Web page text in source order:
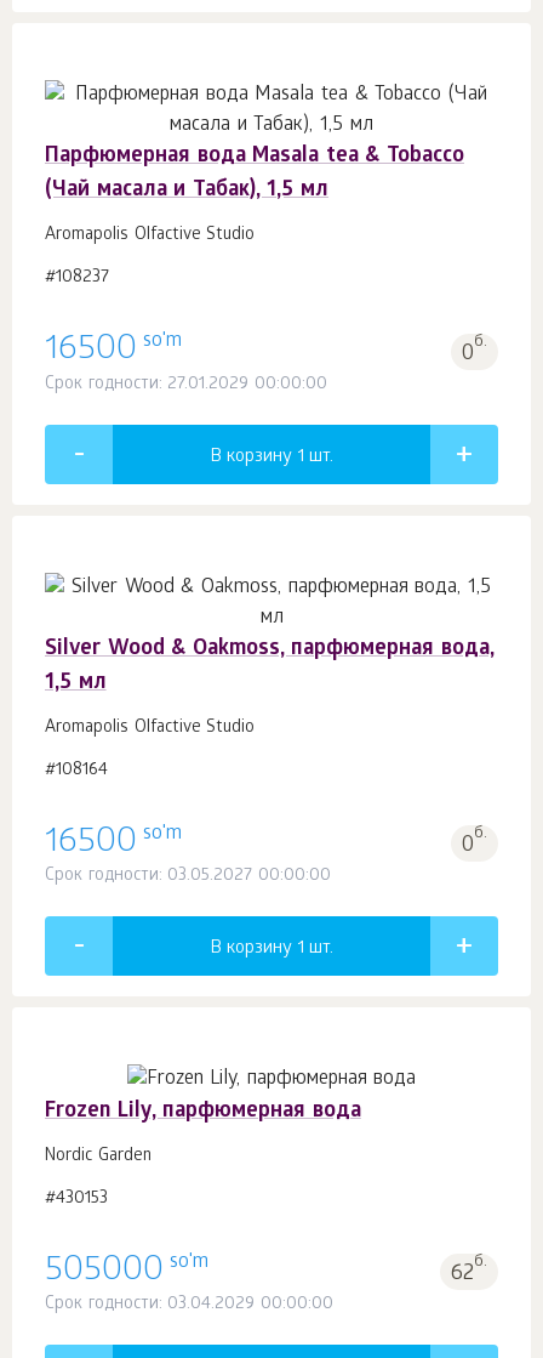
Парфюмерная вода Masala tea & Tobacco
(Чай масала и Табак), 1,5 мл
Aromapolis Olfactive Studio
#108237
16500 so'm 0б.
Срок годности: 27.01.2029 00:00:00
В корзину 1 шт.
Silver Wood & Oakmoss, парфюмерная вода,
1,5 мл
Aromapolis Olfactive Studio
#108164
16500 so'm 0б.
Срок годности: 03.05.2027 00:00:00
В корзину 1 шт.
Frozen Lily, парфюмерная вода
Nordic Garden
#430153
505000 so'm 62б.
Срок годности: 03.04.2029 00:00:00